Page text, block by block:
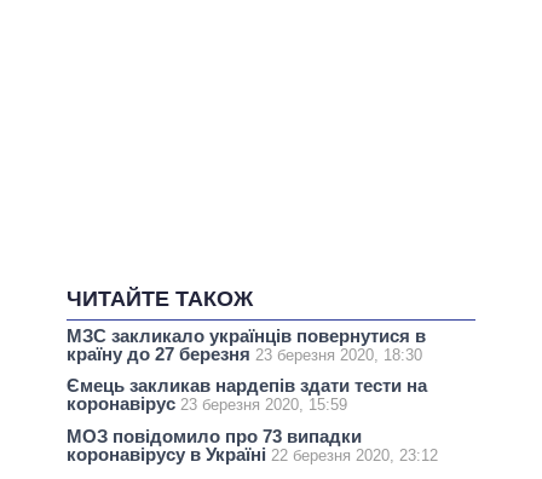
ЧИТАЙТЕ ТАКОЖ
МЗС закликало українців повернутися в
країну до 27 березня 23 березня 2020, 18:30
Ємець закликав нардепів здати тести на
коронавірус 23 березня 2020, 15:59
МОЗ повідомило про 73 випадки
коронавірусу в Україні 22 березня 2020, 23:12